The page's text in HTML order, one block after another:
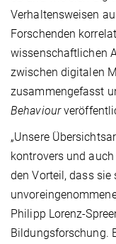
Verhaltensweisen
Forschenden
wissenschaftlichen
zwischen digitalen
zusammengefasst
Behaviour
„Unsere
kontrovers und
den Vorteil, dass
Philipp Lorenz-
Bildungsforschung.